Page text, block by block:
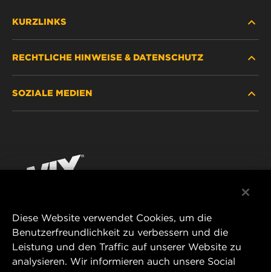
KURZLINKS
HÄNDLERSUCHE
KONTAKT
RECHTLICHE HINWEISE & DATENSCHUTZ
IMPRESSUM
SOZIALE MEDIEN
YouTube
MANN+HUMMEL FT Poland
ul. Wrocławska 145,
63-800 GOSTYŃ, POLAND
Diese Website verwendet Cookies, um die
Benutzerfreundlichkeit zu verbessern und die
Leistung und den Traffic auf unserer Website zu
analysieren. Wir informieren auch unsere Social